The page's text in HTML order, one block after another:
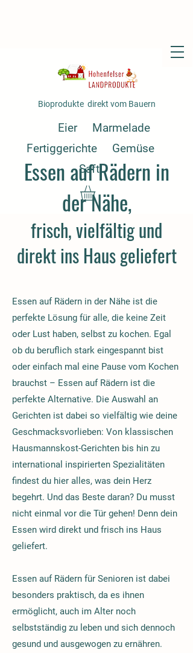
Bioprodukte direkt vom Bauern
Eier
Marmelade
Fertiggerichte
Gemüse
Saft
Essen auf Rädern in
derNähe,
frisch, vielfältig und
direkt ins Haus geliefert
Essen auf Rädern in der Nähe ist die
perfekte Lösung für alle, die keine Zeit
oder Lust haben, selbst zu kochen. Egal
ob du beruflich stark eingespannt bist
oder einfach mal eine Pause vom Kochen
brauchst – Essen auf Rädern ist die
perfekte Alternative. Die Auswahl an
Gerichten ist dabei so vielfältig wie deine
Geschmacksvorlieben: Von klassischen
Hausmannskost-Gerichten bis hin zu
international inspirierten Spezialitäten
findest du hier alles, was dein Herz
begehrt. Und das Beste daran? Du musst
nicht einmal vor die Tür gehen! Denn dein
Essen wird direkt und frisch ins Haus
geliefert.
Essen auf Rädern für Senioren ist dabei
besonders praktisch, da es ihnen
ermöglicht, auch im Alter noch
selbstständig zu leben und sich dennoch
gesund und ausgewogen zu ernähren.